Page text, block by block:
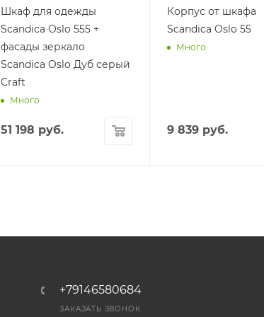
Шкаф для одежды
Scandica Oslo 555 +
фасады зеркало
Scandica Oslo Дуб серый
Craft
Много
51 198 руб.
Корпус от шкафа
Scandica Oslo 55
Много
9 839 руб.
+79146580684
ЗАКАЗАТЬ ЗВОНОК